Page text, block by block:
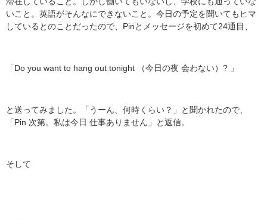
いこと。英語がそんなにできないこと。今日の予定を聞いてもヒマ
しているとのことだったので、Pinとメッセージを初めて24通目、
「Do you want to hang out tonight （今日の夜 会わない）? 」
と送ってみました。「うーん、何時くらい？」と聞かれたので、
「Pin 次第。私は今日 仕事ありません」と返信。
そして